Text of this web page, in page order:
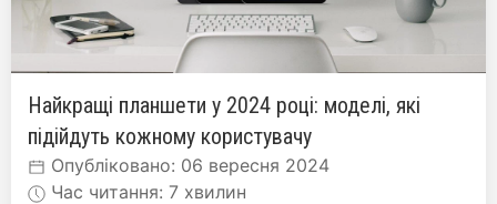
Найкращі планшети у 2024 році: моделі, які
підійдуть кожному користувачу
Опубліковано: 06 вересня 2024
Час читання: 7 хвилин